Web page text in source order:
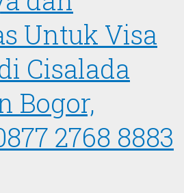
Untuk Visa
Cisalada
Bogor,
2768 8883